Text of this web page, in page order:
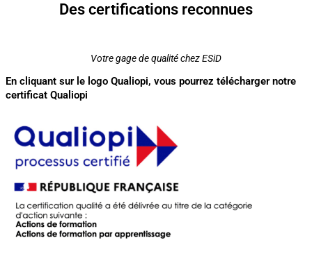
Des certifications reconnues
Votre gage de qualité chez ESiD
En cliquant sur le logo Qualiopi, vous pourrez télécharger notre
certificat Qualiopi